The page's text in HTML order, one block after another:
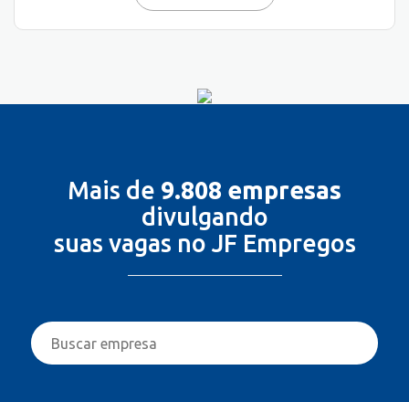
Mais de 9.808 empresas
divulgando
suas vagas no JF Empregos